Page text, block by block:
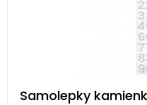
Samolepky